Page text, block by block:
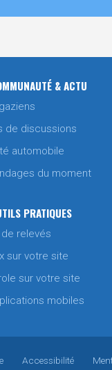
& ACTU
de discussions
automobile
du moment
PRATIQUES
relevés
sur votre site
sur votre site
mobiles
Accessibilité